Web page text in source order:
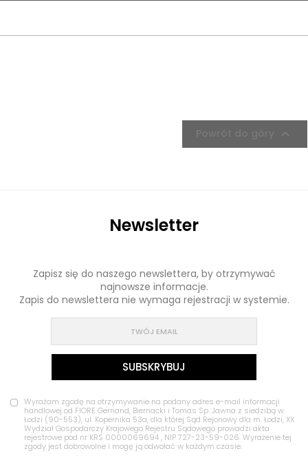
Newsletter
Zapisz się do naszego newslettera, by otrzymywać
najnowsze informacje.
Zapis do newslettera nie wymaga rejestracji w systemie.
Wyrażam zgodę na otrzymywanie na podany adres e-mail informacji
handlowej od FIORE Gernand, Biernacki i Tomas Sp. Jawna z siedzibą w
Łodzi (90-553), ul. Kopernika 53a, dla której Sąd Rejonowy dla m. Łodzi, XX
Wydział Gospodarczy Krajowego Rejestru Sądowego prowadzi akta
rejestrowe pod nr KRS 0000069694 , NIP 727-23-59-026. Wyrażenie tej
zgody jest dobrowolne i mogę ją odwołać w każdym czasie.